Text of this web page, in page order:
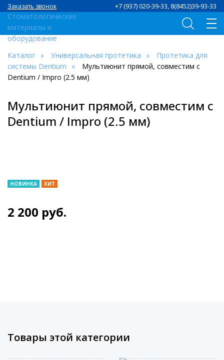
+7 (937) 020-39-33, 8(8452)39-93-33
Заказать звонок
Каталог Универсальная протетика
Протетика для
системы Dentium
Мультиюнит прямой, совместим с
Dentium / Impro (2.5 мм)
Мультиюнит прямой, совместим с
Dentium / Impro (2.5 мм)
НОВИНКА ХИТ
2 200 руб.
Товары этой категории